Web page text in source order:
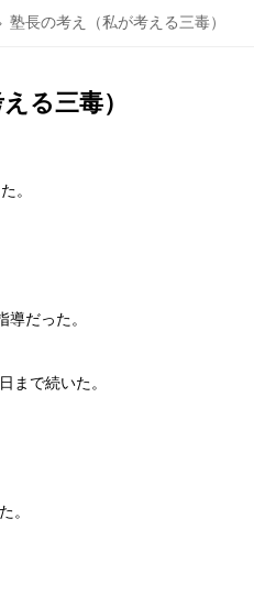
塾長の考え（私が考える三毒）
る三毒）
。
だった。
まで続いた。
。